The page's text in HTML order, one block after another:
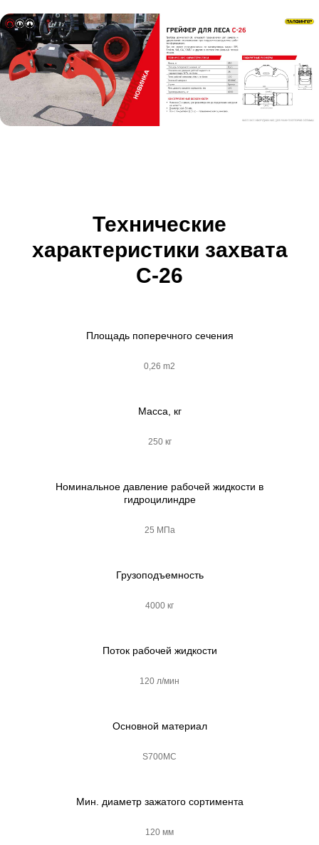
Технические
характеристики захвата
С-26
Площадь поперечного сечения
0,26 m2
Масса, кг
250 кг
Номинальное давление рабочей жидкости в
гидроцилиндре
25 МПа
Грузоподъемность
4000 кг
Поток рабочей жидкости
120 л/мин
Основной материал
S700MC
Мин. диаметр зажатого сортимента
120 мм